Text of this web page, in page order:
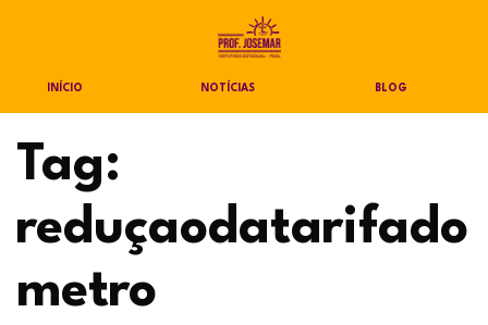
INÍCIO NOTÍCIAS BLOG
Tag:
reduçaodatarifado
metro